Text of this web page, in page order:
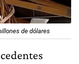
de dólares